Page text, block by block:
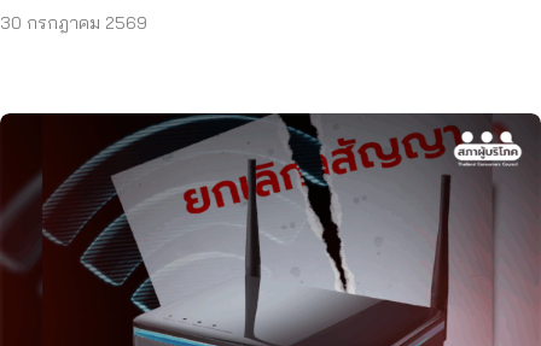
30 กรกฎาคม 2569